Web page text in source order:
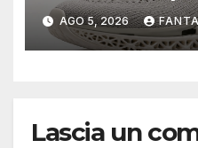
AGO 5, 2026
Lascia un